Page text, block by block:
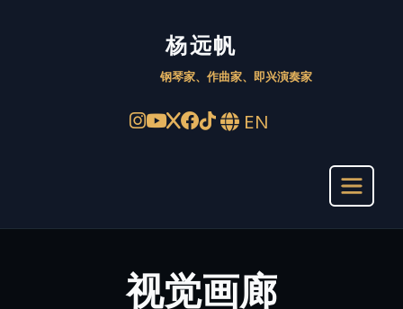
杨远帆 Yuanfan Yang – 钢琴
杨远帆
钢琴家、作曲家、即兴演奏家
EN
视觉画廊